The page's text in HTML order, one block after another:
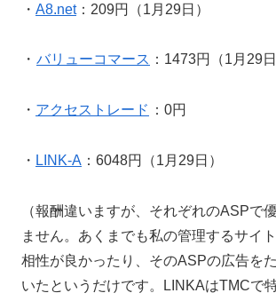
・ A8.net：209円（1月29日）
・ バリューコマース ：1473円（1月29日
・ アクセストレード ：0円
・ LINK-A ：6048円（1月29日）
（報酬違いますが、それぞれのASPで
ません。あくまでも私の管理するサイ
相性が良かったり、そのASPの広告を
いたというだけです。LINKAはTMCで